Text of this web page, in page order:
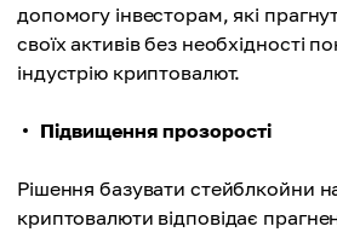
допомогу інвесторам, які
своїх активів без необхідності
індустрію криптовалют.
Підвищення прозорості
Рішення базувати стейблкойни
криптовалюти відповідає